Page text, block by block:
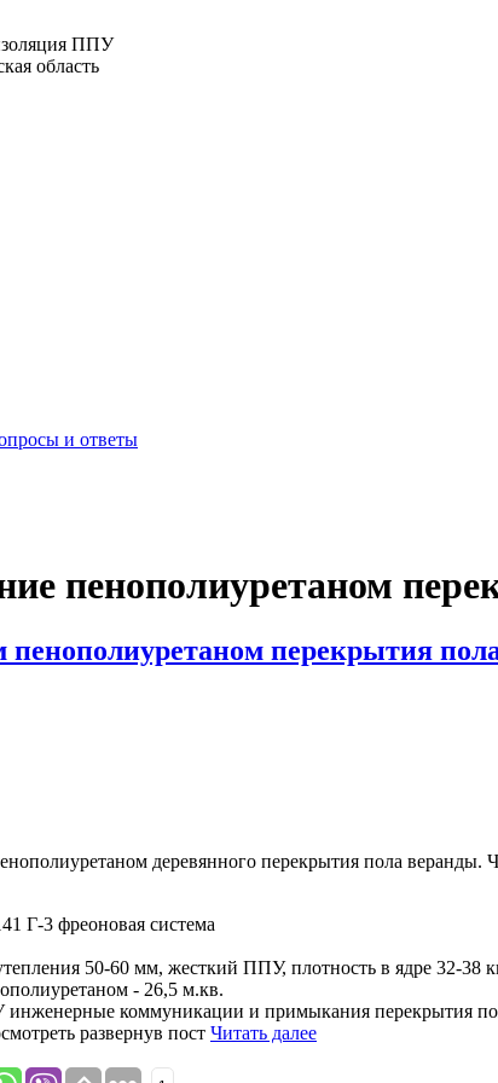
ППУ
область
и ответы
пенополиуретаном
перекрытия
деревянного перекрытия пола веранды.
Г-3 фреоновая система
50-60 мм, жесткий ППУ, плотность в ядре 32-38
- 26,5 м.кв.
коммуникации и примыкания перекрытия
развернув пост Читать далее«Утепление